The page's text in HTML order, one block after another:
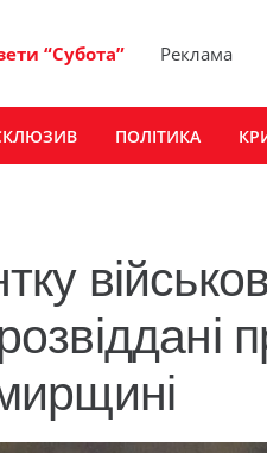
“Субота” Реклама
ПОЛІТИКА